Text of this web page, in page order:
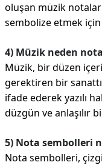
oluşan müzik
sembolize etmek için
4) Müzik neden
Müzik, bir düzen
gerektiren bir
ifade ederek yazılı
düzgün ve anlaşılır
5) Nota sembolleri
Nota sembolleri,